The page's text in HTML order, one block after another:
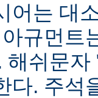
어는 대
규먼트
해쉬문
다. 주석